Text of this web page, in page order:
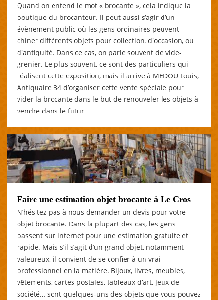
Quand on entend le mot « brocante », cela indique la
boutique du brocanteur. Il peut aussi s’agir d’un
évènement public où les gens ordinaires peuvent
chiner différents objets pour collection, d'occasion, ou
d'antiquité. Dans ce cas, on parle souvent de vide-
grenier. Le plus souvent, ce sont des particuliers qui
réalisent cette exposition, mais il arrive à MEDOU Louis,
Antiquaire 34 d’organiser cette vente spéciale pour
vider la brocante dans le but de renouveler les objets à
vendre dans le futur.
Faire une estimation objet brocante à Le Cros
N’hésitez pas à nous demander un devis pour votre
objet brocante. Dans la plupart des cas, les gens
passent sur internet pour une estimation gratuite et
rapide. Mais s’il s’agit d’un grand objet, notamment
valeureux, il convient de se confier à un vrai
professionnel en la matière. Bijoux, livres, meubles,
vêtements, cartes postales, tableaux d’art, jeux de
société… sont quelques-uns des objets que vous pouvez